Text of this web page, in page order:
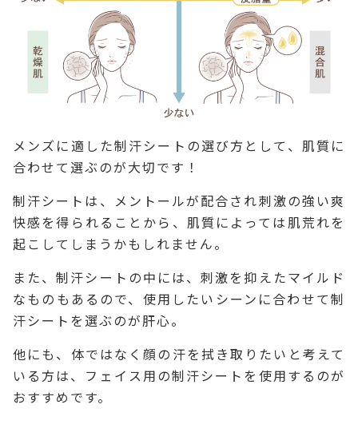
メンズに適した制汗シートの選び方として、肌質に
合わせて選ぶのが大切です！
制汗シートは、メントールが配合され刺激の強い爽
快感を得られることから、肌質によっては肌荒れを
起こしてしまうかもしれません。
また、制汗シートの中には、刺激を抑えたマイルド
なものもあるので、使用したいシーンに合わせて制
汗シートを選ぶのが肝心。
他にも、体ではなく顔の汗を拭き取りたいと考えて
いる方は、フェイス用の制汗シートを使用するのが
おすすめです。